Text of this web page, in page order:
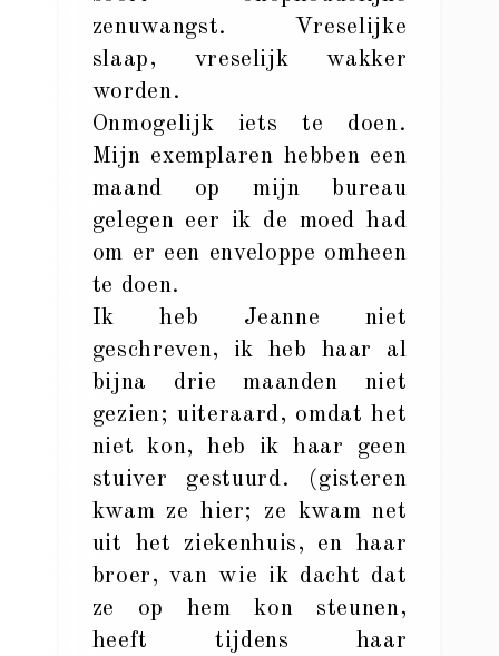
zenuwangst. Vreselijke
slaap, vreselijk wakker
worden.
Onmogelijk iets te doen.
Mijn exemplaren hebben een
maand op mijn bureau
gelegen eer ik de moed had
om er een enveloppe omheen
te doen.
Ik heb Jeanne niet
geschreven, ik heb haar al
bijna drie maanden niet
gezien; uiteraard, omdat het
niet kon, heb ik haar geen
stuiver gestuurd. (gisteren
kwam ze hier; ze kwam net
uit het ziekenhuis, en haar
broer, van wie ik dacht dat
ze op hem kon steunen,
heeft tijdens haar